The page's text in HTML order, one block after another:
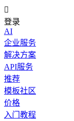

登录
AI
企业服务
解决方案
API服务
推荐
模板社区
价格
入门教程